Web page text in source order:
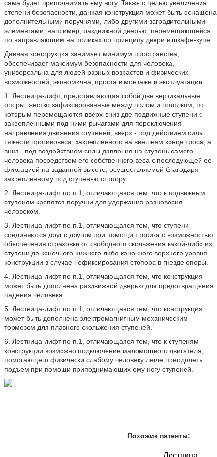
сама будет приподнимать ему ногу. Также с целью увеличения
степени безопасности, данная конструкция может быть оснащена
дополнительными поручнями, либо другими заградительными
элементами, например, раздвижной дверью, перемещающейся
по направляющим на роликах по принципу двери в шкафе-купе.
Данная конструкция занимает минимум пространства,
обеспечивает максимум безопасности для человека,
универсальна для людей разных возрастов и физических
возможностей, экономична, проста в монтаже и эксплуатации.
1. Лестница-лифт, представляющая собой две вертикальные
опоры, жестко зафиксированные между полом и потолком, по
которым перемещаются вверх-вниз две подвижные ступени с
закрепленными под ними рычагами для переключения
направления движения ступеней, вверх - под действием силы
тяжести противовеса, закрепленного на внешнем конце троса, а
вниз - под воздействием силы давления на ступень самого
человека посредством его собственного веса с последующей ее
фиксацией на заданной высоте, осуществляемой благодаря
закрепленному под ступенью стопору.
2. Лестница-лифт по п.1, отличающаяся тем, что к подвижным
ступеням крепятся поручни для удержания равновесия
человеком.
3. Лестница-лифт по п.1, отличающаяся тем, что ступени
соединяются друг с другом при помощи тросика с возможностью
обеспечения страховки от свободного скольжения какой-либо из
ступени до конечного нижнего либо конечного верхнего уровня
конструкции в случае нефиксирования стопора в гнезде опоры.
4. Лестница-лифт по п.1, отличающаяся тем, что конструкция
может быть дополнена раздвижной дверью для предотвращения
падения человека.
5. Лестница-лифт по п.1, отличающаяся тем, что конструкция
может быть дополнена электромагнитным механическим
тормозом для плавного скольжения ступеней.
6. Лестница-лифт по п.1, отличающаяся тем, что к ступеням
конструкции возможно подключение маломощного двигателя,
помогающего физически слабому человеку легче преодолеть
подъем при помощи приподнимающих ему ногу ступеней.
Похожие патенты:
Лестница